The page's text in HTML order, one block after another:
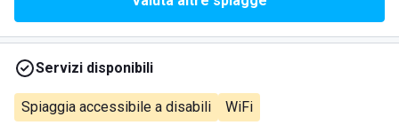
Servizi disponibili
Spiaggia accessibile a disabili WiFi